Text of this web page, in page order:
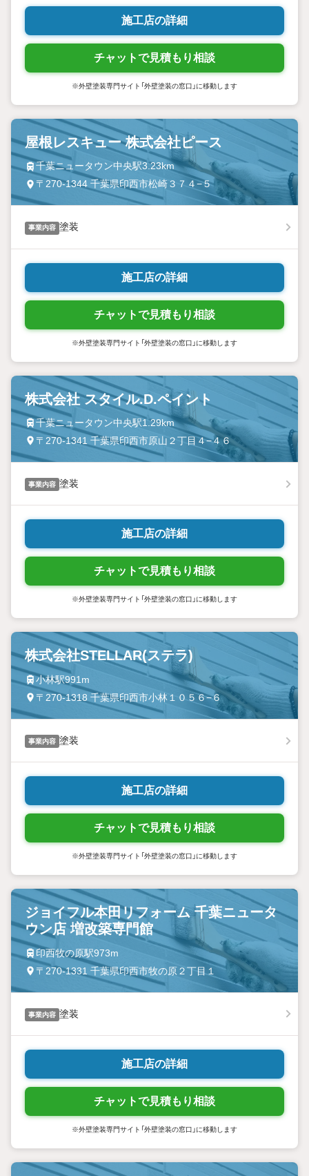
施工店の詳細
チャットで見積もり相談
※外壁塗装専門サイト「外壁塗装の窓口」に移動します
屋根レスキュー 株式会社ピース
千葉ニュータウン中央駅3.23km
〒270-1344 千葉県印西市松崎３７４−５
事業内容 塗装
施工店の詳細
チャットで見積もり相談
※外壁塗装専門サイト「外壁塗装の窓口」に移動します
株式会社 スタイル.D.ペイント
千葉ニュータウン中央駅1.29km
〒270-1341 千葉県印西市原山２丁目４−４６
事業内容 塗装
施工店の詳細
チャットで見積もり相談
※外壁塗装専門サイト「外壁塗装の窓口」に移動します
株式会社STELLAR(ステラ)
小林駅991m
〒270-1318 千葉県印西市小林１０５６−６
事業内容 塗装
施工店の詳細
チャットで見積もり相談
※外壁塗装専門サイト「外壁塗装の窓口」に移動します
ジョイフル本田リフォーム 千葉ニュータ
ウン店 増改築専門館
印西牧の原駅973m
〒270-1331 千葉県印西市牧の原２丁目１
事業内容 塗装
施工店の詳細
チャットで見積もり相談
※外壁塗装専門サイト「外壁塗装の窓口」に移動します